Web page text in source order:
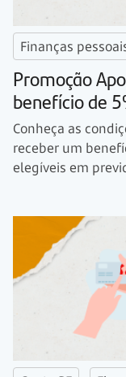
Finanças
Promoção
benefício de
Conheça as
receber um
elegíveis em